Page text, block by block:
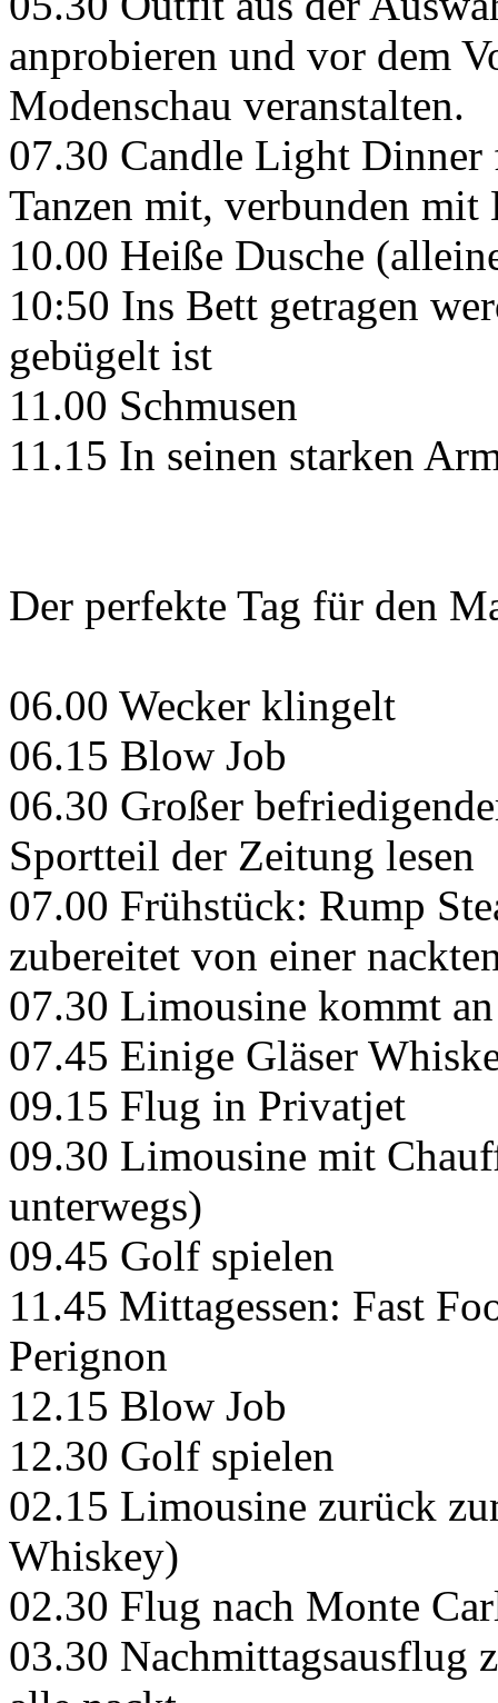
anprobieren und vor dem
Modenschau veranstalten.
07.30 Candle Light
Tanzen mit, verbunden
10.00 Heiße Dusche
10:50 Ins Bett getragen
gebügelt ist
11.00 Schmusen
11.15 In seinen starken
Der perfekte Tag für den
06.00 Wecker klingelt
06.15 Blow Job
06.30 Großer
Sportteil der Zeitung lesen
07.00 Frühstück: Rump
zubereitet von einer
07.30 Limousine kommt an
07.45 Einige Gläser
09.15 Flug in Privatjet
09.30 Limousine mit
unterwegs)
09.45 Golf spielen
11.45 Mittagessen: Fast
Perignon
12.15 Blow Job
12.30 Golf spielen
02.15 Limousine zurück
Whiskey)
02.30 Flug nach Monte
03.30 Nachmittagsausflug